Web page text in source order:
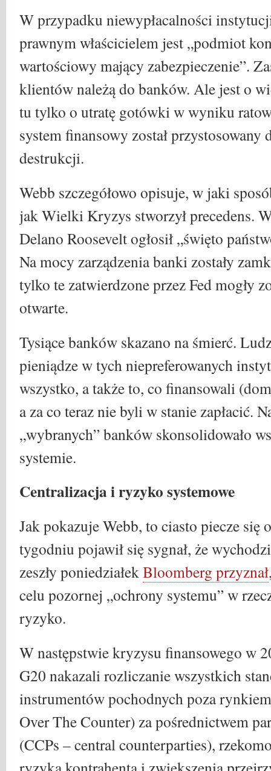
W przypadku niewypłacalności
prawnym właścicielem jest „podmiot
wartościowy mający zabezpieczenie”.
klientów należą do banków. Ale jest o
tu tylko o utratę gotówki w wyniku
system finansowy został
destrukcji.
Webb szczegółowo opisuje, w jaki
jak Wielki Kryzys stworzył precedens.
Delano Roosevelt ogłosił „święto
Na mocy zarządzenia banki zostały
tylko te zatwierdzone przez Fed mogły
otwarte.
Tysiące banków skazano na śmierć.
pieniądze w tych niepreferowanych
wszystko, a także to, co finansowali
a za co teraz nie byli w stanie zapłacić.
„wybranych” banków skonsolidowało
systemie.
Centralizacja i ryzyko systemowe
Jak pokazuje Webb, to ciasto piecze się
tygodniu pojawił się sygnał, że
zeszły poniedziałekBloomberg przyznał
celu pozornej „ochrony systemu” w
ryzyko.
W następstwie kryzysu finansowego w
G20 nakazali rozliczanie wszystkich
instrumentów pochodnych poza
Over The Counter) za pośrednictwem
(CCPs – central counterparties),